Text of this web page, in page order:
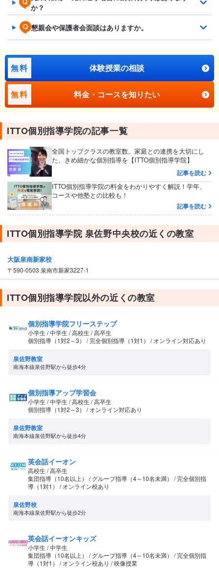
か？
懇親会や保護者会面談はありますか。
無料 体験授業の相談
無料 料金・コースを知りたい
ITTO個別指導学院の記事一覧
全国トップクラスの教室数。家庭との連携を大切にし
た、きめ細かな個別指導を【ITTO個別指導学院】
記事を読む
ITTO個別指導学院の料金をわかりやすく解説！学年、
コースや他塾との比較も！
記事を読む
ITTO個別指導学院 泉佐野中央校の近くの教室
大阪泉南新家校
〒590-0503 泉南市新家3227-1
ITTO個別指導学院以外の近くの教室
個別指導学院フリーステップ
小学生 / 中学生 / 高校生 / 高卒生
個別指導（1対2～3） / 完全個別指導（1対1） / オンライン対応あり
泉佐野教室
南海本線泉佐野駅から徒歩4分
個別指導アップ学習会
小学生 / 中学生 / 高校生 / 高卒生
個別指導（1対2～3） / オンライン対応あり
泉佐野教室
南海本線泉佐野駅から徒歩4分
英会話イーオン
高校生 / 高卒生
集団指導（10名以上） / グループ指導（4～10名未満） / 完全個別指
導（1対1） / オンライン校あり
泉佐野校
南海本線泉佐野駅から徒歩2分
英会話イーオンキッズ
小学生 / 中学生
集団指導（10名以上） / グループ指導（4～10名未満） / 完全個別指
導（1対1） / オンライン校あり / 映像授業